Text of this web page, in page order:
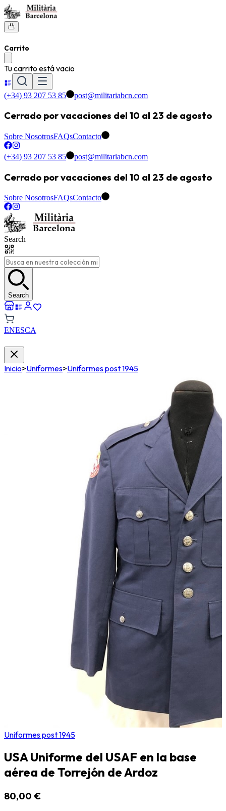
Carrito
Tu carrito está vacio
(+34) 93 207 53 85 post@militariabcn.com
Cerrado por vacaciones del 10 al 23 de agosto
Sobre NosotrosFAQsContacto
(+34) 93 207 53 85 post@militariabcn.com
Cerrado por vacaciones del 10 al 23 de agosto
Sobre NosotrosFAQsContacto
Search
Search
ENESCA
Inicio>Uniformes>Uniformes post 1945
Uniformes post 1945
USA Uniforme del USAF en la base
aérea de Torrejón de Ardoz
80,00 €